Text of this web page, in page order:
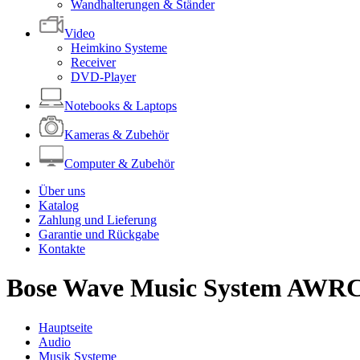
Wandhalterungen & Ständer
Video
Heimkino Systeme
Receiver
DVD-Player
Notebooks & Laptops
Kameras & Zubehör
Computer & Zubehör
Über uns
Katalog
Zahlung und Lieferung
Garantie und Rückgabe
Kontakte
Bose Wave Music System
Hauptseite
Audio
Musik Systeme